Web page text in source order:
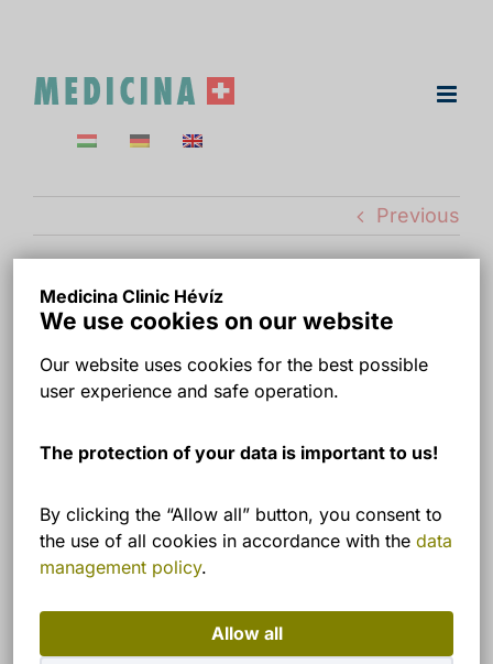
Medicina Clinic Hévíz
We use cookies on our website
Our website uses cookies for the best possible
user experience and safe operation.
The protection of your data is important to us!
By clicking the “Allow all” button, you consent to
the use of all cookies in accordance with the data
management policy.
Allow all
Previous
Bérbe vehető műtő
egynapos sebészeti
Medicina Klinika Hévíz